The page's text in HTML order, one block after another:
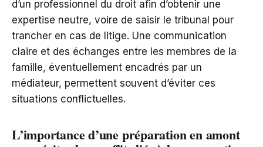
d’un professionnel du droit afin d’obtenir une
expertise neutre, voire de saisir le tribunal pour
trancher en cas de litige. Une communication
claire et des échanges entre les membres de la
famille, éventuellement encadrés par un
médiateur, permettent souvent d’éviter ces
situations conflictuelles.
L’importance d’une préparation en amont